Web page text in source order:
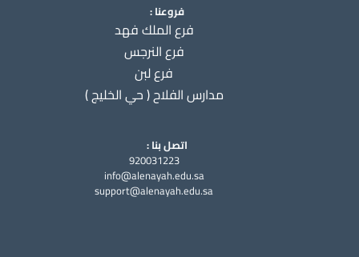
فروعنا :
فرع الملك فهد
فرع النرجس
فرع لبن
مدارس الفلاح ( حي الخليج )
اتصل بنا :
920031223
info@alenayah.edu.sa
support@alenayah.edu.sa